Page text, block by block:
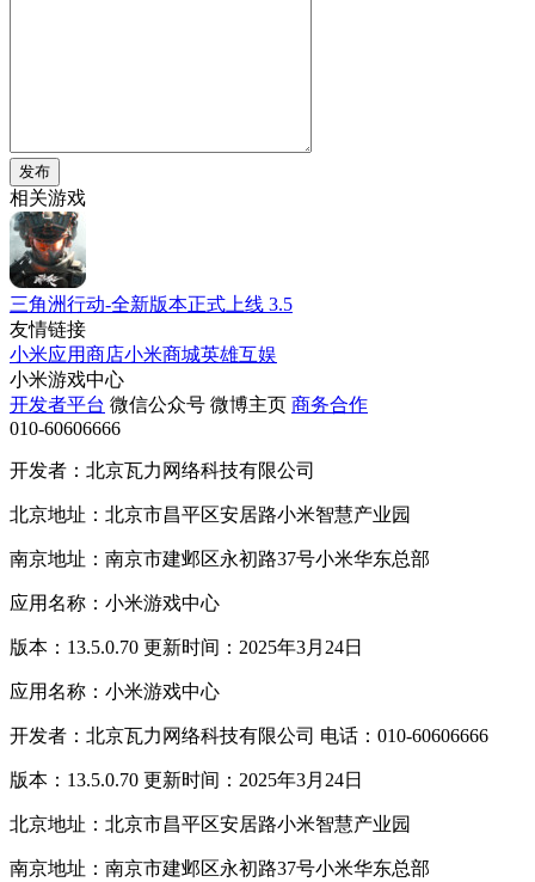
发布
相关游戏
三角洲行动-全新版本正式上线 3.5
友情链接
小米应用商店小米商城英雄互娱
小米游戏中心
开发者平台 微信公众号 微博主页 商务合作
010-60606666
开发者：北京瓦力网络科技有限公司
北京地址：北京市昌平区安居路小米智慧产业园
南京地址：南京市建邺区永初路37号小米华东总部
应用名称：小米游戏中心
版本：13.5.0.70 更新时间：2025年3月24日
应用名称：小米游戏中心
开发者：北京瓦力网络科技有限公司 电话：010-60606666
版本：13.5.0.70 更新时间：2025年3月24日
北京地址：北京市昌平区安居路小米智慧产业园
南京地址：南京市建邺区永初路37号小米华东总部